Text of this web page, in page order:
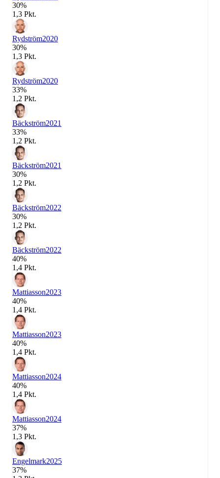
30%
1,3 Pkt.
Rydström2020
30%
1,3 Pkt.
Rydström2020
33%
1,2 Pkt.
Bäckström2021
33%
1,2 Pkt.
Bäckström2021
30%
1,2 Pkt.
Bäckström2022
30%
1,2 Pkt.
Bäckström2022
40%
1,4 Pkt.
Mattiasson2023
40%
1,4 Pkt.
Mattiasson2023
40%
1,4 Pkt.
Mattiasson2024
40%
1,4 Pkt.
Mattiasson2024
37%
1,3 Pkt.
Engelmark2025
37%